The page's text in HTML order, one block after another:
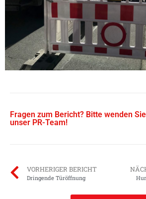
Fragen zum Bericht? Bitte wenden
unser PR-Team!
VORHERIGER BERICHT
Dringende Türöffnung